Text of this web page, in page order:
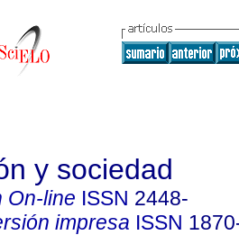
y sociedad
On-line ISSN 2448-
impresa ISSN